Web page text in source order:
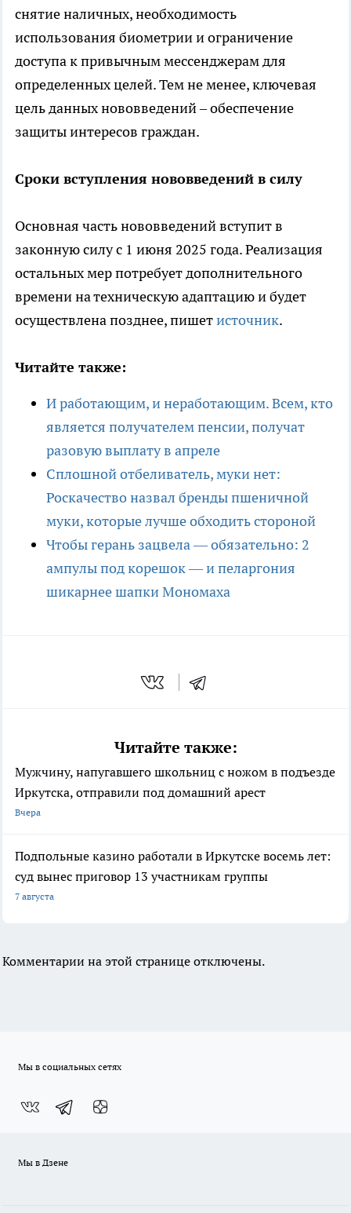
снятие наличных, необходимость
использования биометрии и ограничение
доступа к привычным мессенджерам для
определенных целей. Тем не менее, ключевая
цель данных нововведений – обеспечение
защиты интересов граждан.
Сроки вступления нововведений в силу
Основная часть нововведений вступит в
законную силу с 1 июня 2025 года. Реализация
остальных мер потребует дополнительного
времени на техническую адаптацию и будет
осуществлена позднее, пишетисточник.
Читайте также:
И работающим, и неработающим. Всем, кто
является получателем пенсии, получат
разовую выплату в апреле
Сплошной отбеливатель, муки нет:
Роскачество назвал бренды пшеничной
муки, которые лучше обходить стороной
Чтобы герань зацвела — обязательно: 2
ампулы под корешок — и пеларгония
шикарнее шапки Мономаха
Читайте также:
Мужчину, напугавшего школьниц с ножом в подъезде
Иркутска, отправили под домашний арест
Вчера
Подпольные казино работали в Иркутске восемь лет:
суд вынес приговор 13 участникам группы
7 августа
Комментарии на этой странице отключены.
Мы в социальных сетях
Мы в Дзене